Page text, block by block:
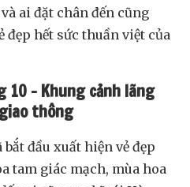
ai đặt chân đến cũng
đẹp hết sức thuần việt của
10 – Khung cảnh lãng
thông
đầu xuất hiện vẻ đẹp
tam giác mạch, mùa hoa